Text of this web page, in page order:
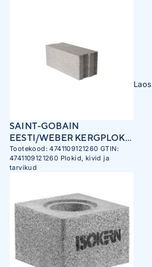
SAINT-GOBAIN
EESTI/WEBER KERGPLOKK
VIIS 200X185X480MM
EFEKT
Tootekood:4741109121260 GTIN:
4741109121260 Plokid, kivid ja
tarvikud
Laos